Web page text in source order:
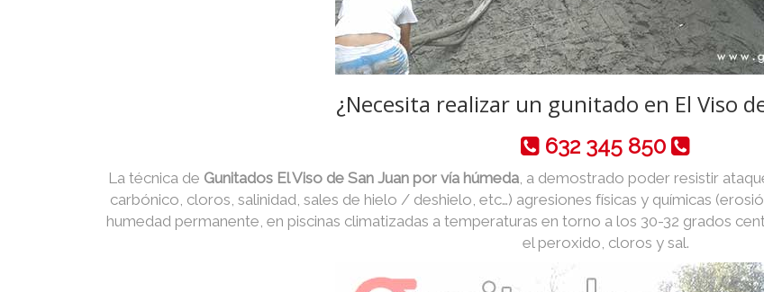
¿Necesita realizar un gunitado en El Viso
632 345 850
La técnica de Gunitados El Viso de San Juan por vía húmeda, a demostrado poder resistir
carbónico, cloros, salinidad, sales de hielo / deshielo, etc…) agresiones físicas y químicas
humedad permanente, en piscinas climatizadas a temperaturas en torno a los 30-32 grados
el peroxido, cloros y sal.